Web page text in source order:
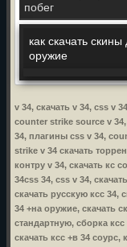
побег
как скачать
оружие
v 34, скачать v 34, css v
counter strike source v 34,
34, плагины css v 34,
strike v 34 скачать
контру v 34, скачать кс
34css 34, css v 34,
скачать русскую ксс 34,
34 +на оружие, скачать
стандартную, сборка ксс
скачать ксс +в 34 соурс,